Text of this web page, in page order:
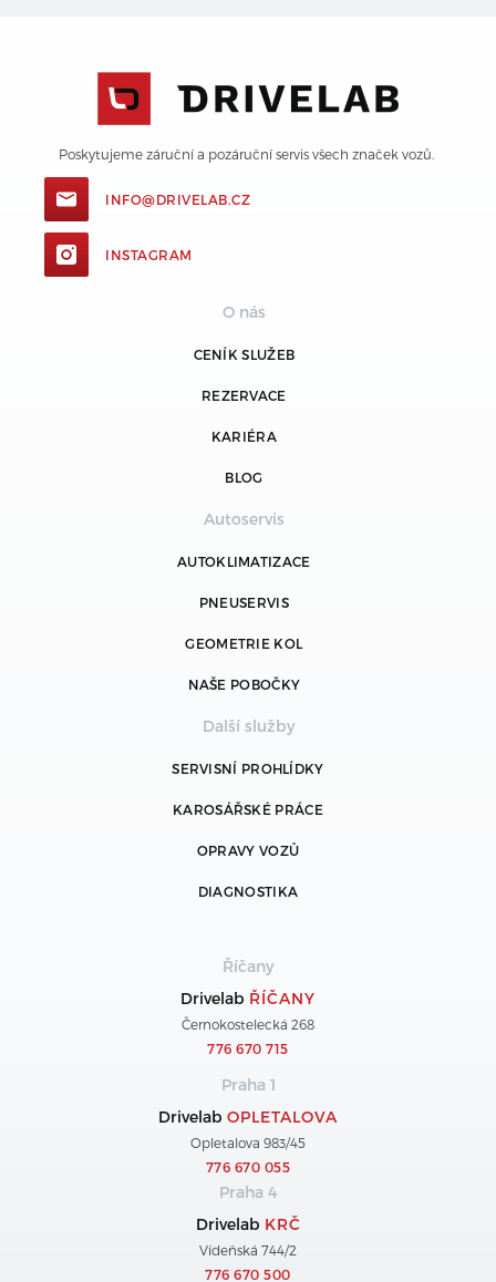
Poskytujeme záruční a pozáruční servis všech značek vozů.
INFO@DRIVELAB.CZ
INSTAGRAM
O nás
CENÍK SLUŽEB
REZERVACE
KARIÉRA
BLOG
Autoservis
AUTOKLIMATIZACE
PNEUSERVIS
GEOMETRIE KOL
NAŠE POBOČKY
Další služby
SERVISNÍ PROHLÍDKY
KAROSÁŘSKÉ PRÁCE
OPRAVY VOZŮ
DIAGNOSTIKA
Říčany
Drivelab ŘÍČANY
Černokostelecká 268
776 670 715
Praha 1
Drivelab OPLETALOVA
Opletalova 983/45
776 670 055
Praha 4
Drivelab KRČ
Vídeňská 744/2
776 670 500